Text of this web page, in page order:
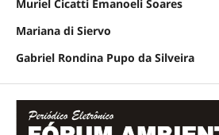
Muriel Cicatti Emanoeli Soares
Mariana di Siervo
Gabriel Rondina Pupo da Silveira